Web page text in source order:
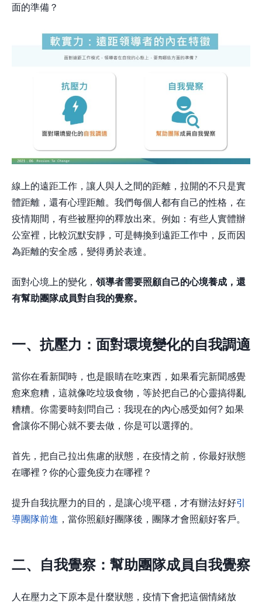
面的準備？
線上的遠距工作，讓人與人之間的距離，拉開的不只是實
體距離，還有心理距離。我們每個人都有自己的性格，在
疫情期間，有些被壓抑的釋放出來。例如：有些人實體辦
公室裡，比較沉默安靜，可是轉換到遠距工作中，反而因
為距離的安全感，變得勇於表達。
面對心境上的變化， 領導者需要照顧自己的心境養成，還
有幫助團隊成員對自我的覺察。
一、抗壓力：面對環境變化的自我調適
當你在看新聞時，也是眼睛在吃東西，如果看完新聞感覺
愈來愈糟，這就像吃垃圾食物，等於把自己的心靈搞得亂
糟糟。你需要時刻問自己：我現在的內心感受如何? 如果
會讓你不開心就不要去做，你是可以選擇的。
首先，把自己拉出焦慮的狀態，在疫情之前，你最好狀態
在哪裡？你的心靈免疫力在哪裡？
提升自我抗壓力的目的，是讓心境平穩，才有辦法好好引
導團隊前進 ，當你照顧好團隊後，團隊才會照顧好客戶。
二、自我覺察：幫助團隊成員自我覺察
人在壓力之下原本是什麼狀態，疫情下會把這個情緒放